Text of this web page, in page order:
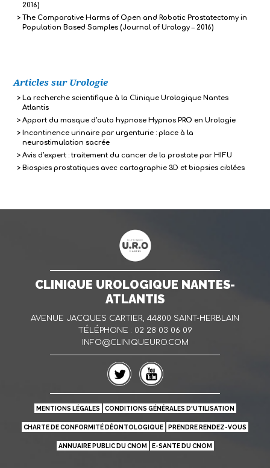
2016)
The Comparative Harms of Open and Robotic Prostatectomy in
Population Based Samples (Journal of Urology – 2016)
Articles sur Urologie
La recherche scientifique à la Clinique Urologique Nantes
Atlantis
Apport du masque d’auto hypnose Hypnos PRO en Urologie
Incontinence urinaire par urgenturie : place à la
neurostimulation sacrée
Avis d’expert : traitement du cancer de la prostate par HIFU
Biospies prostatiques avec cartographie 3D et biopsies ciblées
CLINIQUE UROLOGIQUE NANTES-
ATLANTIS
AVENUE JACQUES CARTIER, 44800 SAINT-HERBLAIN
TÉLÉPHONE : 02 28 03 06 09
INFO@CLINIQUEURO.COM
MENTIONS LÉGALES CONDITIONS GÉNÉRALES D'UTILISATION
CHARTE DE CONFORMITÉ DÉONTOLOGIQUE PRENDRE RENDEZ-VOUS
ANNUAIRE PUBLIC DU CNOM E-SANTE DU CNOM